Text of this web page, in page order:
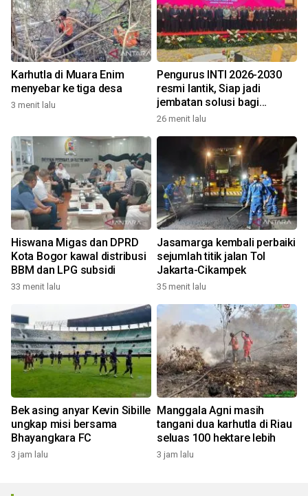
Karhutla di Muara Enim
menyebar ke tiga desa
3 menit lalu
Pengurus INTI 2026-2030
resmi lantik, Siap jadi
jembatan solusi bagi
persoalan bangsa
26 menit lalu
Hiswana Migas dan DPRD
Kota Bogor kawal distribusi
BBM dan LPG subsidi
33 menit lalu
Jasamarga kembali perbaiki
sejumlah titik jalan Tol
Jakarta-Cikampek
35 menit lalu
Bek asing anyar Kevin Sibille
ungkap misi bersama
Bhayangkara FC
3 jam lalu
Manggala Agni masih
tangani dua karhutla di Riau
seluas 100 hektare lebih
3 jam lalu